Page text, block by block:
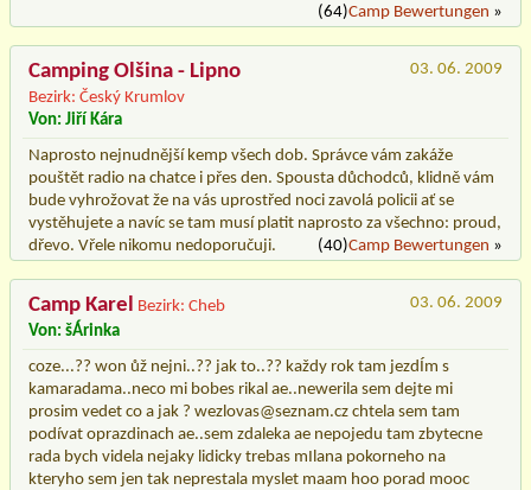
(64)Camp Bewertungen »
Camping Olšina - Lipno
Bezirk: Český Krumlov
03. 06. 2009
Von: Jiří Kára
Naprosto nejnudnější kemp všech dob. Správce vám zakáže
pouštět radio na chatce i přes den. Spousta důchodců, klidně vám
bude vyhrožovat že na vás uprostřed noci zavolá policii ať se
vystěhujete a navíc se tam musí platit naprosto za všechno: proud,
dřevo. Vřele nikomu nedoporučuji.
(40)Camp Bewertungen »
Camp Karel Bezirk: Cheb
03. 06. 2009
Von: šÁrinka
coze...?? won ůž nejni..?? jak to..?? každy rok tam jezdÍm s
kamaradama..neco mi bobes rikal ae..newerila sem dejte mi
prosim vedet co a jak ? wezlovas@seznam.cz chtela sem tam
podívat oprazdinach ae..sem zdaleka ae nepojedu tam zbytecne
rada bych videla nejaky lidicky trebas mIlana pokorneho na
kteryho sem jen tak neprestala myslet maam hoo porad mooc